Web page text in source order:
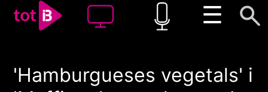
☰
00:00 00:00
'Hamburgueses vegetals' i